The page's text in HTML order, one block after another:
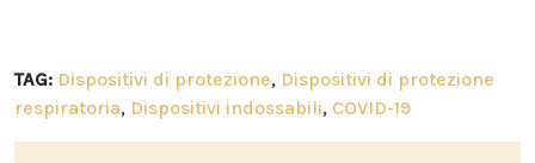
TAG: Dispositivi di protezione, Dispositivi di protezione
respiratoria, Dispositivi indossabili, COVID-19